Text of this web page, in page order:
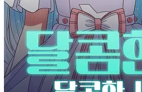
Chapters: 60
Play Count: 0
I am an ordinary office lady, struggling
job. By chance, I reunite with my long-lost
richest woman in the country. With her
regain my confidence and courage,
career. Along the way, the bond between
stronger.